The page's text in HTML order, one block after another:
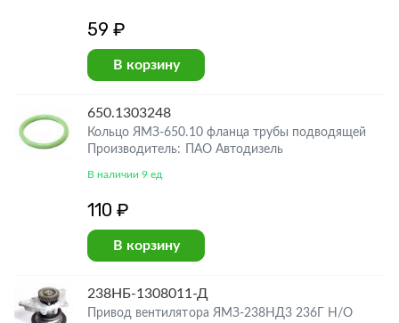
59 ₽
В корзину
650.1303248
Кольцо ЯМЗ-650.10 фланца трубы подводящей
Производитель: ПАО Автодизель
В наличии 9 ед
110 ₽
В корзину
238НБ-1308011-Д
Привод вентилятора ЯМЗ-238НД3 236Г Н/О